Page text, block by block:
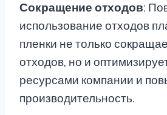
Сокращение отходов:
использование отходов
пленки не только
отходов, но и
ресурсами компании и
производительность.